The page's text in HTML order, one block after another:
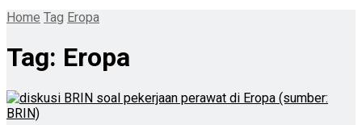
Home Tag Eropa
Tag: Eropa